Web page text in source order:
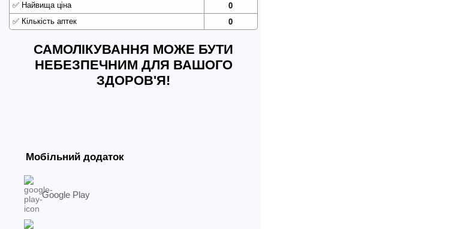
✅ Найвища ціна
0
✅ Кількість аптек 0
САМОЛІКУВАННЯ МОЖЕ БУТИ
НЕБЕЗПЕЧНИМ ДЛЯ ВАШОГО
ЗДОРОВ'Я!
Мобільний додаток
Google Play